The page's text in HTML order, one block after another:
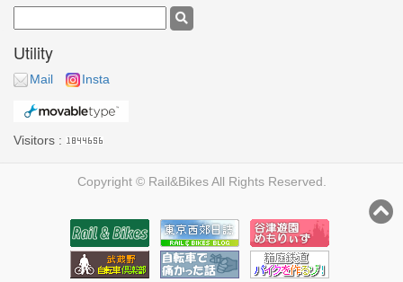
Utility
Mail Insta
Visitors :
Copyright © Rail&Bikes All Rights Reserved.